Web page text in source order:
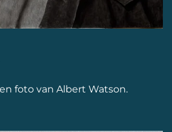
foto van Albert Watson.